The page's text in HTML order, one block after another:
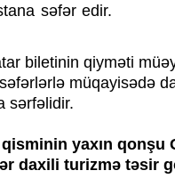
səfər edir.
biletinin qiyməti
müqayisədə
sərfəlidir.
yaxın qonşu
daxili turizmə təsir